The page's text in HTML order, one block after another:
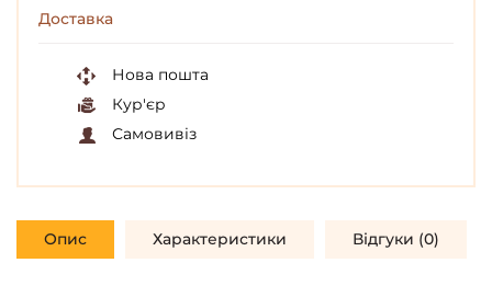
Доставка
Нова пошта
Кур'єр
Самовивіз
Опис Характеристики Відгуки (0)